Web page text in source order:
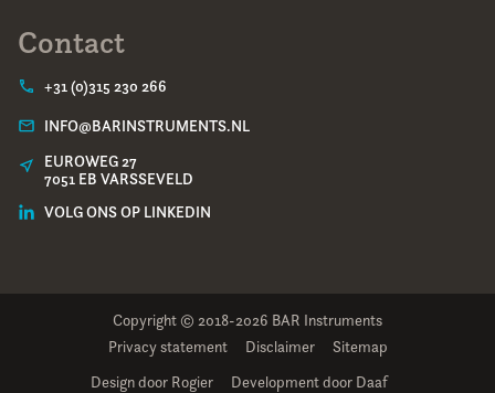
Contact
+31 (0)315 230 266
INFO@BARINSTRUMENTS.NL
EUROWEG 27
7051 EB VARSSEVELD
VOLG ONS OP LINKEDIN
Copyright © 2018-2026 BAR Instruments
Privacy statement
Disclaimer
Sitemap
Design door Rogier
Development door Daaf